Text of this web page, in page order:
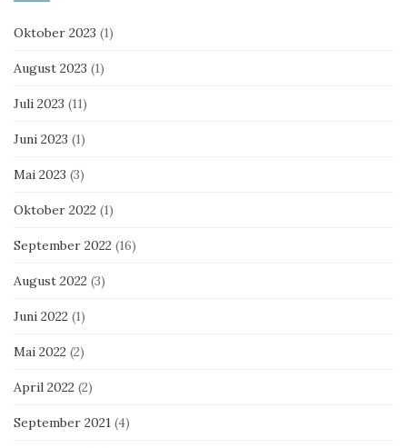
Oktober 2023 (1)
August 2023 (1)
Juli 2023 (11)
Juni 2023 (1)
Mai 2023 (3)
Oktober 2022 (1)
September 2022 (16)
August 2022 (3)
Juni 2022 (1)
Mai 2022 (2)
April 2022 (2)
September 2021 (4)